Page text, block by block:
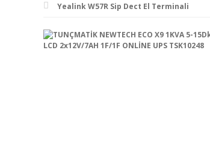
Yealink W57R Sip Dect El Terminali